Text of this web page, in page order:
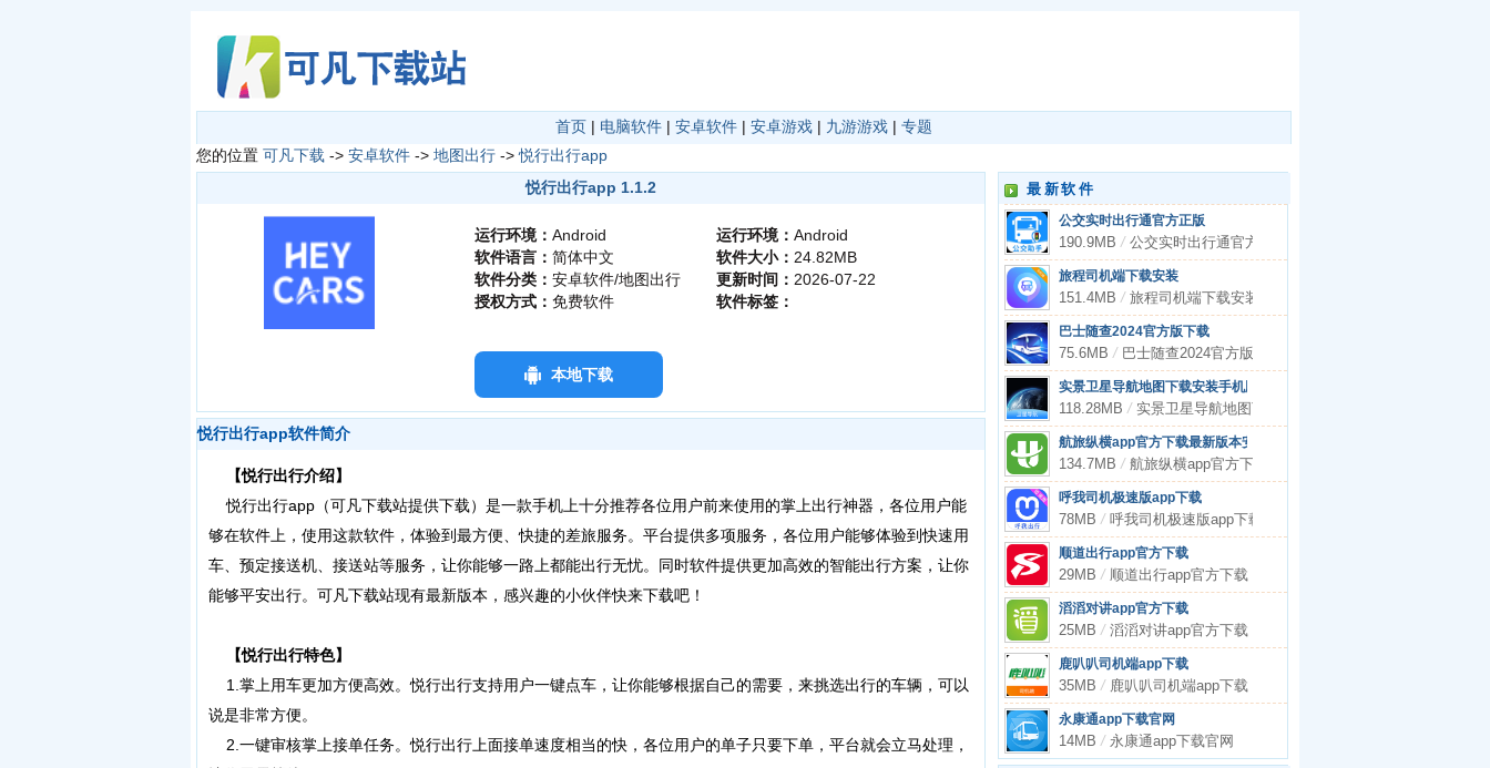
首页 | 电脑软件 | 安卓软件 | 安卓游戏 | 九游游戏 | 专题
您的位置 可凡下载 -> 安卓软件 -> 地图出行 ->悦行出行app
悦行出行app 1.1.2
运行环境： Android
软件语言： 简体中文
软件分类： 安卓软件/地图出行
授权方式： 免费软件
运行环境： Android
软件大小： 24.82MB
更新时间： 2026-07-22
软件标签：
本地下载
悦行出行app软件简介
【悦行出行介绍】
悦行出行app（可凡下载站提供下载）是一款手机上十分推荐各位用户前来使用的掌上出行神器，各位用户能
够在软件上，使用这款软件，体验到最方便、快捷的差旅服务。平台提供多项服务，各位用户能够体验到快速用
车、预定接送机、接送站等服务，让你能够一路上都能出行无忧。同时软件提供更加高效的智能出行方案，让你
能够平安出行。可凡下载站现有最新版本，感兴趣的小伙伴快来下载吧！
【悦行出行特色】
1.掌上用车更加方便高效。悦行出行支持用户一键点车，让你能够根据自己的需要，来挑选出行的车辆，可以
说是非常方便。
2.一键审核掌上接单任务。悦行出行上面接单速度相当的快，各位用户的单子只要下单，平台就会立马处理，
最新软件
公交实时出行通官方正版
190.9MB/ 公交实时出行通官方正版
旅程司机端下载安装
151.4MB/ 旅程司机端下载安装
巴士随查2024官方版下载
75.6MB/ 巴士随查2024官方版下载
实景卫星导航地图下载安装手机版
118.28MB/ 实景卫星导航地图下载安装手机版
航旅纵横app官方下载最新版本安装
134.7MB/ 航旅纵横app官方下载最新版本安装
呼我司机极速版app下载
78MB/ 呼我司机极速版app下载
顺道出行app官方下载
29MB/ 顺道出行app官方下载
滔滔对讲app官方下载
25MB/ 滔滔对讲app官方下载
鹿叭叭司机端app下载
35MB/ 鹿叭叭司机端app下载
永康通app下载官网
14MB/ 永康通app下载官网